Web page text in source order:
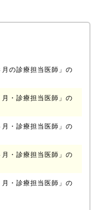
月の診療担当医師」の
月・診療担当医師」の
月・診療担当医師」の
月・診療担当医師」の
月・診療担当医師」の